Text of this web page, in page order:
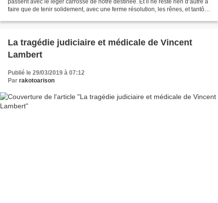
passent avec le léger carrosse de notre destinée. Et il ne reste rien d‘autre à
faire que de tenir solidement, avec une ferme résolution, les rênes, et tantôt
La tragédie judiciaire et médicale de Vincent
Lambert
Publié le 29/03/2019 à 07:12
Par rakotoarison